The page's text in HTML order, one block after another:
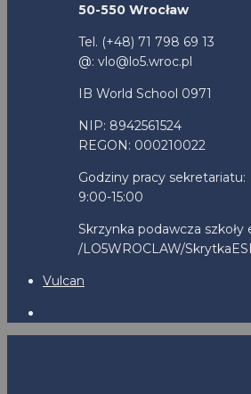
50-550 Wrocław
Tel. (+48) 71 798 69 13
@: vlo@lo5.wroc.pl
IB World School 0971
NIP: 8942561524
REGON: 000210022
Godziny pracy sekretariatu:
9:00-15:00
Skrzynka podawcza szkoły
/LO5WROCLAW/
Vulcan